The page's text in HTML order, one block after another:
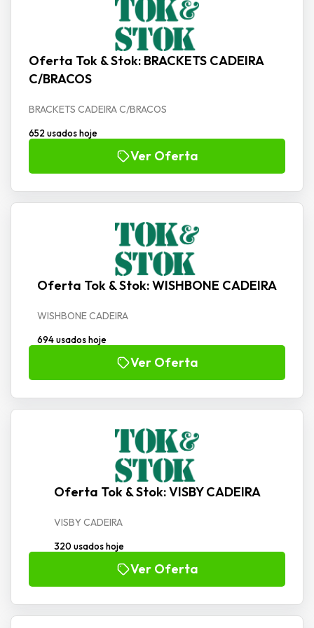
Oferta Tok & Stok: BRACKETS CADEIRA
C/BRACOS
BRACKETS CADEIRA C/BRACOS
652 usados hoje
Ver Oferta
Oferta Tok & Stok: WISHBONE CADEIRA
WISHBONE CADEIRA
694 usados hoje
Ver Oferta
Oferta Tok & Stok: VISBY CADEIRA
VISBY CADEIRA
320 usados hoje
Ver Oferta